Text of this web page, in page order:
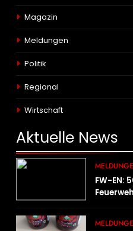
Magazin
Meldungen
Politik
Regional
Wirtschaft
Aktuelle News
FW-EN: